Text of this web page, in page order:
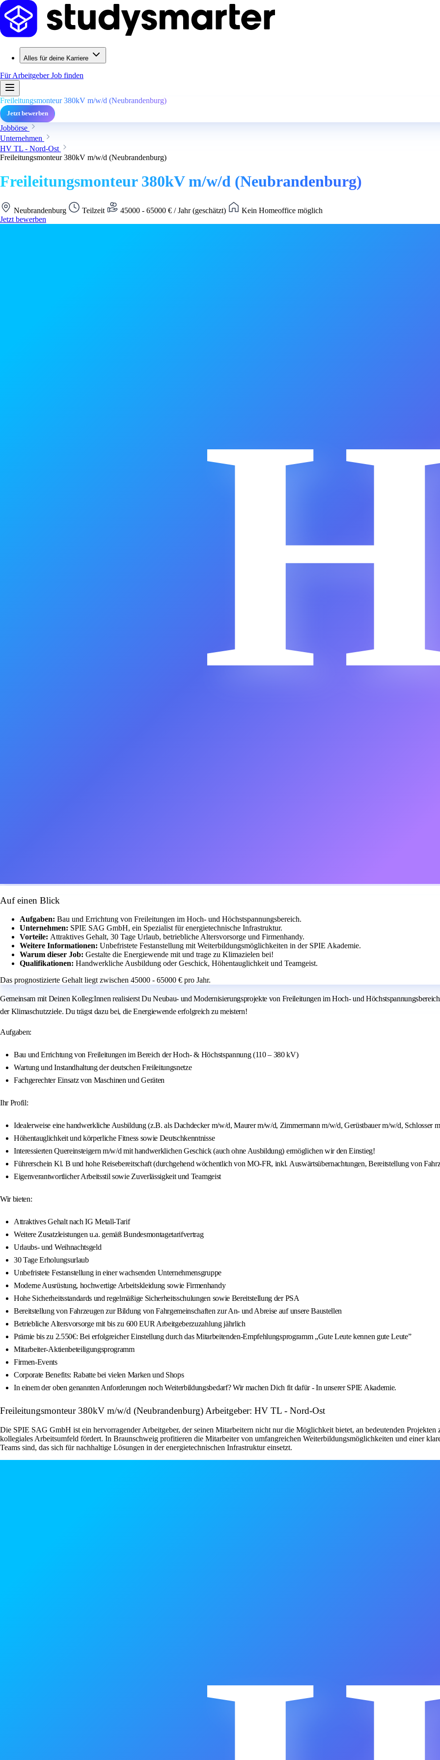
Alles für deine Karriere
Für ArbeitgeberJob finden
Freileitungsmonteur 380kV m/w/d (Neubrandenburg)
Jetzt bewerben
Jobbörse
Unternehmen
HV TL - Nord-Ost
Freileitungsmonteur 380kV m/w/d (Neubrandenburg)
Freileitungsmonteur 380kV m/w/d (Neubrandenburg)
Neubrandenburg Teilzeit 45000 - 65000 € / Jahr (geschätzt)
Kein Homeoffice möglich
Jetzt bewerben
Auf einen Blick
Aufgaben: Bau und Errichtung von Freileitungen im Hoch- und Höchstspannungsbereich.
Unternehmen: SPIE SAG GmbH, ein Spezialist für energietechnische Infrastruktur.
Vorteile: Attraktives Gehalt, 30 Tage Urlaub, betriebliche Altersvorsorge und Firmenhandy.
Weitere Informationen: Unbefristete Festanstellung mit Weiterbildungsmöglichkeiten in der SPIE Akademie.
Warum dieser Job: Gestalte die Energiewende mit und trage zu Klimazielen bei!
Qualifikationen: Handwerkliche Ausbildung oder Geschick, Höhentauglichkeit und Teamgeist.
Das prognostizierte Gehalt liegt zwischen 45000 - 65000 € pro Jahr.
Gemeinsam mit Deinen Kolleg:Innen realisierst Du Neubau- und Modernisierungsprojekte von Freileitungen im Hoch- und
der Klimaschutzziele. Du trägst dazu bei, die Energiewende erfolgreich zu meistern!
Aufgaben:
Bau und Errichtung von Freileitungen im Bereich der Hoch- & Höchstspannung (110 – 380 kV)
Wartung und Instandhaltung der deutschen Freileitungsnetze
Fachgerechter Einsatz von Maschinen und Geräten
Ihr Profil:
Idealerweise eine handwerkliche Ausbildung (z.B. als Dachdecker m/w/d, Maurer m/w/d, Zimmermann m/w/d, Gerüstbauer m/w/d, Schlosser
Höhentauglichkeit und körperliche Fitness sowie Deutschkenntnisse
Interessierten Quereinsteigern m/w/d mit handwerklichen Geschick (auch ohne Ausbildung) ermöglichen wir den Einstieg!
Führerschein Kl. B und hohe Reisebereitschaft (durchgehend wöchentlich von MO-FR, inkl. Auswärtsübernachtungen, Bereitstellung von
Eigenverantwortlicher Arbeitsstil sowie Zuverlässigkeit und Teamgeist
Wir bieten:
Attraktives Gehalt nach IG Metall-Tarif
Weitere Zusatzleistungen u.a. gemäß Bundesmontagetarifvertrag
Urlaubs- und Weihnachtsgeld
30 Tage Erholungsurlaub
Unbefristete Festanstellung in einer wachsenden Unternehmensgruppe
Moderne Ausrüstung, hochwertige Arbeitskleidung sowie Firmenhandy
Hohe Sicherheitsstandards und regelmäßige Sicherheitsschulungen sowie Bereitstellung der PSA
Bereitstellung von Fahrzeugen zur Bildung von Fahrgemeinschaften zur An- und Abreise auf unsere Baustellen
Betriebliche Altersvorsorge mit bis zu 600 EUR Arbeitgeberzuzahlung jährlich
Prämie bis zu 2.550€: Bei erfolgreicher Einstellung durch das Mitarbeitenden-Empfehlungsprogramm „Gute Leute kennen gute Leute”
Mitarbeiter-Aktienbeteiligungsprogramm
Firmen-Events
Corporate Benefits: Rabatte bei vielen Marken und Shops
In einem der oben genannten Anforderungen noch Weiterbildungsbedarf? Wir machen Dich fit dafür - In unserer SPIE Akademie.
Freileitungsmonteur 380kV m/w/d (Neubrandenburg) Arbeitgeber: HV TL - Nord-Ost
Die SPIE SAG GmbH ist ein hervorragender Arbeitgeber, der seinen Mitarbeitern nicht nur die Möglichkeit bietet, an bedeutenden
kollegiales Arbeitsumfeld fördert. In Braunschweig profitieren die Mitarbeiter von umfangreichen Weiterbildungsmöglichkeiten und einer
Teams sind, das sich für nachhaltige Lösungen in der energietechnischen Infrastruktur einsetzt.